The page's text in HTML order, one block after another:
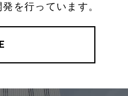
を行っています。